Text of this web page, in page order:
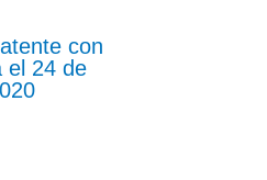
con
el 24 de